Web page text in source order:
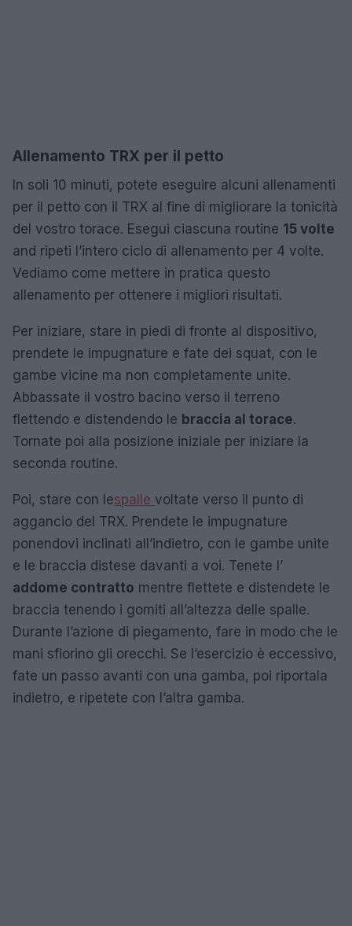
Allenamento TRX per il petto
In soli 10 minuti, potete eseguire alcuni allenamenti
per il petto con il TRX al fine di migliorare la tonicità
del vostro torace. Esegui ciascuna routine 15 volte
and ripeti l’intero ciclo di allenamento per 4 volte.
Vediamo come mettere in pratica questo
allenamento per ottenere i migliori risultati.
Per iniziare, stare in piedi di fronte al dispositivo,
prendete le impugnature e fate dei squat, con le
gambe vicine ma non completamente unite.
Abbassate il vostro bacino verso il terreno
flettendo e distendendo le braccia al torace.
Tornate poi alla posizione iniziale per iniziare la
seconda routine.
Poi, stare con lespalle voltate verso il punto di
aggancio del TRX. Prendete le impugnature
ponendovi inclinati all’indietro, con le gambe unite
e le braccia distese davanti a voi. Tenete l’
addome contratto mentre flettete e distendete le
braccia tenendo i gomiti all’altezza delle spalle.
Durante l’azione di piegamento, fare in modo che le
mani sfiorino gli orecchi. Se l’esercizio è eccessivo,
fate un passo avanti con una gamba, poi riportala
indietro, e ripetete con l’altra gamba.